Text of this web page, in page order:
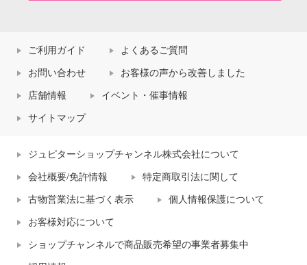
ご利用ガイド よくあるご質問
お問い合わせ お客様の声から改善しました
店舗情報 イベント・催事情報
サイトマップ
ジュピターショップチャンネル株式会社について
会社概要/免許情報 特定商取引法に関して
古物営業法に基づく表示 個人情報保護について
お客様対応について
ショップチャンネルで商品販売希望の事業者募集中